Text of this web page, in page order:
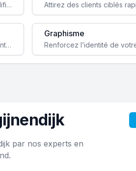
Boostez la visibilité de votre site web sur Google et attirez du trafic qualifié grâce à nos stratégies SEO.
Augmentez votre notoriété en ligne et stimulez la croissance de votre entreprise grâce à une stratégie sociale sur mesure.
Graphisme
par nos experts en